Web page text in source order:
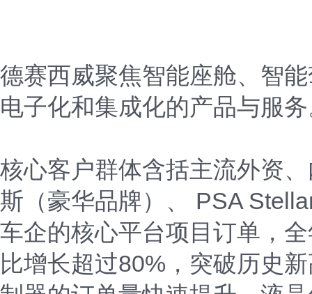
德赛西威聚焦智能座舱、智
电子化和集成化的产品与服
核心客户群体含括主流外资
斯（豪华品牌）、 PSA
车企的核心平台项目订单，
比增长超过80%，突破历史